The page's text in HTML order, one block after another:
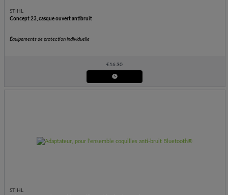
STIHL
Concept 23, casque ouvert antibruit
Équipements de protection individuelle
€16.30
STIHL